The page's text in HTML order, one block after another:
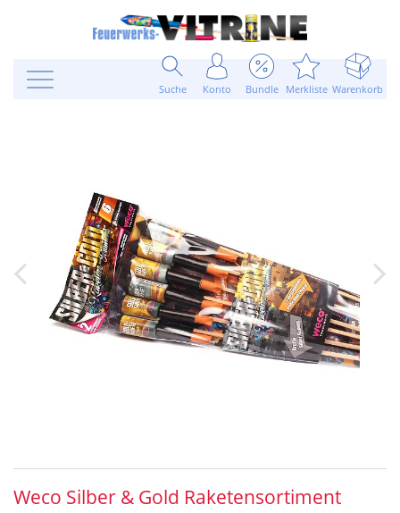
Suche Konto Bundle Merkliste Warenkorb
Weco Silber & Gold Raketensortiment